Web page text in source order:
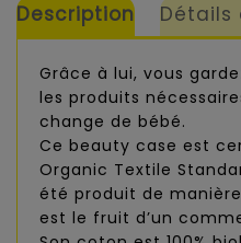
Description Détails
Grâce à lui, vous
les produits
change de bébé.
Ce beauty case est
Organic Textile
été produit de
est le fruit d’un